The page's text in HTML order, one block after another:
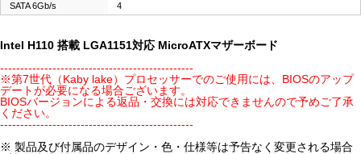
SATA 6Gb/s
4
Intel H110 搭載 LGA1151対応 MicroATXマザーボード
------------------------------------------------
※第7世代（Kaby lake）プロセッサーでのご使用には、BIOSのアップ
デートが必要になる場合ございます。
BIOSバージョンによる返品・交換には対応できませんので予めご了承
ください。
------------------------------------------------
※ 製品及び付属品のデザイン・色・仕様等は予告なく変更される場合